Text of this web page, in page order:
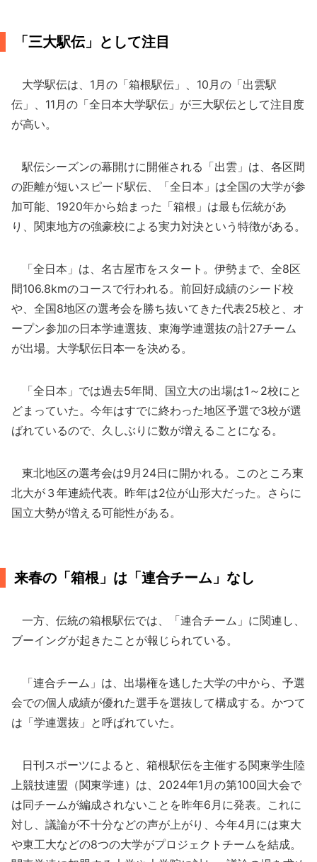
「三大駅伝」として注目
大学駅伝は、1月の「箱根駅伝」、10月の「出雲駅
伝」、11月の「全日本大学駅伝」が三大駅伝として注目度
が高い。
駅伝シーズンの幕開けに開催される「出雲」は、各区間
の距離が短いスピード駅伝、「全日本」は全国の大学が参
加可能、1920年から始まった「箱根」は最も伝統があ
り、関東地方の強豪校による実力対決という特徴がある。
「全日本」は、名古屋市をスタート。伊勢まで、全8区
間106.8kmのコースで行われる。前回好成績のシード校
や、全国8地区の選考会を勝ち抜いてきた代表25校と、オ
ープン参加の日本学連選抜、東海学連選抜の計27チーム
が出場。大学駅伝日本一を決める。
「全日本」では過去5年間、国立大の出場は1～2校にと
どまっていた。今年はすでに終わった地区予選で3校が選
ばれているので、久しぶりに数が増えることになる。
東北地区の選考会は9月24日に開かれる。このところ東
北大が３年連続代表。昨年は2位が山形大だった。さらに
国立大勢が増える可能性がある。
来春の「箱根」は「連合チーム」なし
一方、伝統の箱根駅伝では、「連合チーム」に関連し、
ブーイングが起きたことが報じられている。
「連合チーム」は、出場権を逃した大学の中から、予選
会での個人成績が優れた選手を選抜して構成する。かつて
は「学連選抜」と呼ばれていた。
日刊スポーツによると、箱根駅伝を主催する関東学生陸
上競技連盟（関東学連）は、2024年1月の第100回大会で
は同チームが編成されないことを昨年6月に発表。これに
対し、議論が不十分などの声が上がり、今年4月には東大
や東工大などの8つの大学がプロジェクトチームを結成。